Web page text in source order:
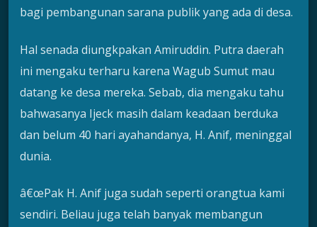
bagi pembangunan sarana publik yang ada di desa.
Hal senada diungkpakan Amiruddin. Putra daerah
ini mengaku terharu karena Wagub Sumut mau
datang ke desa mereka. Sebab, dia mengaku tahu
bahwasanya Ijeck masih dalam keadaan berduka
dan belum 40 hari ayahandanya, H. Anif, meninggal
dunia.
â€œPak H. Anif juga sudah seperti orangtua kami
sendiri. Beliau juga telah banyak membangun